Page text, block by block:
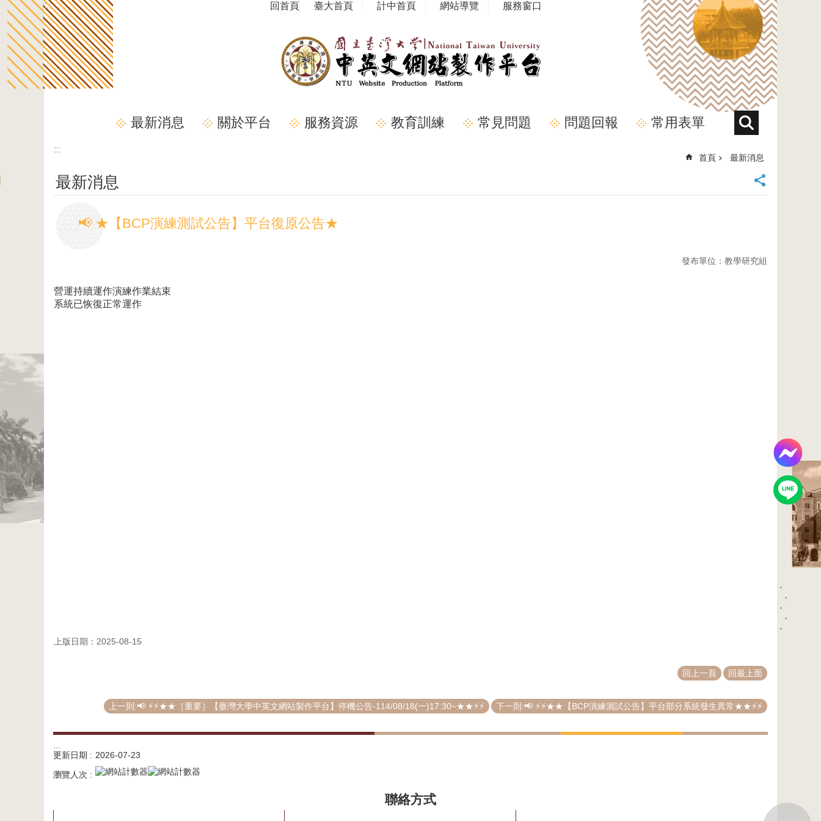
跳到主要內容區塊
::: 回首頁 臺大首頁 計中首頁 網站導覽 服務窗口
最新消息 關於平台 服務資源 教育訓練 常見問題 問題回報 常用表單
:::
首頁 最新消息
最新消息
📢 ★【BCP演練測試公告】平台復原公告★
發布單位：教學研究組
營運持續運作演練作業結束
系統已恢復正常運作
上版日期：2025-08-15
回上一頁 回最上面
上一則:📢 ⚡⚡★★［重要］【臺灣大學中英文網站製作平台】停機公告-114/08/18(一)17:30~★★⚡⚡ 下一則:📢 ⚡⚡★★【BCP演練測試公告】平台部分系統發生異常★★⚡⚡
:::
更新日期
2026-07-23
瀏覽人次